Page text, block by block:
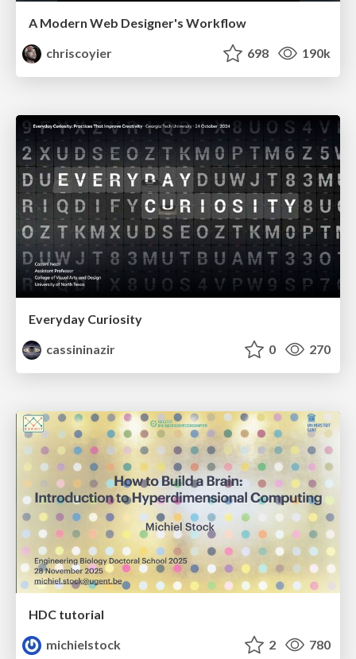
A Modern Web Designer's Workflow
chriscoyier
698 190k
Everyday Curiosity
cassininazir
0 270
HDC tutorial
michielstock
2 780